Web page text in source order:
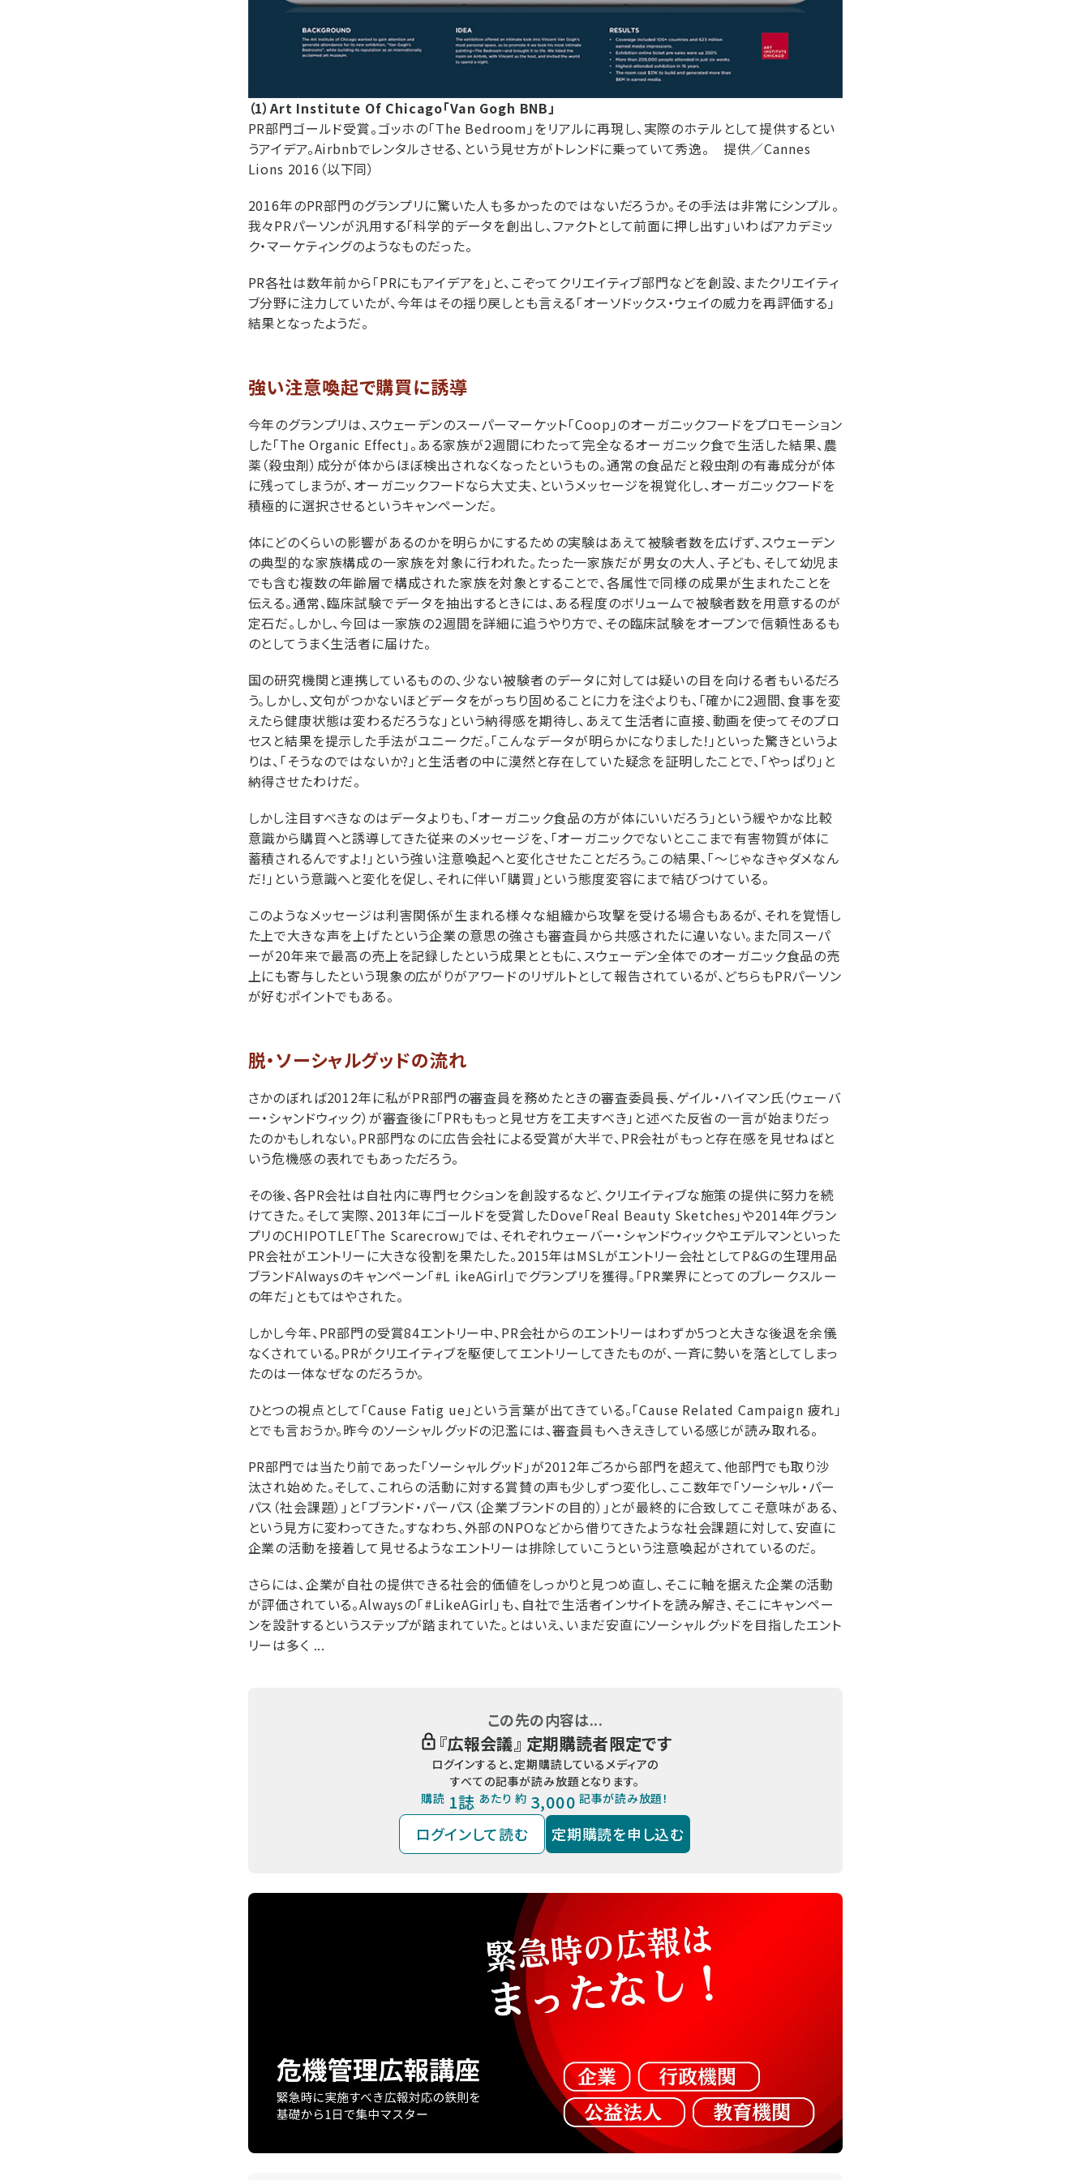
（1）Art Institute Of Chicago「Van Gogh BNB」
PR部門ゴールド受賞。ゴッホの「The Bedroom」をリアルに再現し、実際のホテルとして提供するとい
うアイデア。Airbnbでレンタルさせる、という見せ方がトレンドに乗っていて秀逸。 提供／Cannes
Lions 2016（以下同）
2016年のPR部門のグランプリに驚いた人も多かったのではないだろうか。その手法は非常にシンプル。
我々PRパーソンが汎用する「科学的データを創出し、ファクトとして前面に押し出す」いわばアカデミッ
ク・マーケティングのようなものだった。
PR各社は数年前から「PRにもアイデアを」と、こぞってクリエイティブ部門などを創設、またクリエイティ
ブ分野に注力していたが、今年はその揺り戻しとも言える「オーソドックス・ウェイの威力を再評価する」
結果となったようだ。
強い注意喚起で購買に誘導
今年のグランプリは、スウェーデンのスーパーマーケット「Coop」のオーガニックフードをプロモーション
した「The Organic Effect」。ある家族が2週間にわたって完全なるオーガニック食で生活した結果、農
薬（殺虫剤）成分が体からほぼ検出されなくなったというもの。通常の食品だと殺虫剤の有毒成分が体
に残ってしまうが、オーガニックフードなら大丈夫、というメッセージを視覚化し、オーガニックフードを
積極的に選択させるというキャンペーンだ。
体にどのくらいの影響があるのかを明らかにするための実験はあえて被験者数を広げず、スウェーデン
の典型的な家族構成の一家族を対象に行われた。たった一家族だが男女の大人、子ども、そして幼児ま
でも含む複数の年齢層で構成された家族を対象とすることで、各属性で同様の成果が生まれたことを
伝える。通常、臨床試験でデータを抽出するときには、ある程度のボリュームで被験者数を用意するのが
定石だ。しかし、今回は一家族の2週間を詳細に追うやり方で、その臨床試験をオープンで信頼性あるも
のとしてうまく生活者に届けた。
国の研究機関と連携しているものの、少ない被験者のデータに対しては疑いの目を向ける者もいるだろ
う。しかし、文句がつかないほどデータをがっちり固めることに力を注ぐよりも、「確かに2週間、食事を変
えたら健康状態は変わるだろうな」という納得感を期待し、あえて生活者に直接、動画を使ってそのプロ
セスと結果を提示した手法がユニークだ。「こんなデータが明らかになりました!」といった驚きというよ
りは、「そうなのではないか?」と生活者の中に漠然と存在していた疑念を証明したことで、「やっぱり」と
納得させたわけだ。
しかし注目すべきなのはデータよりも、「オーガニック食品の方が体にいいだろう」という緩やかな比較
意識から購買へと誘導してきた従来のメッセージを、「オーガニックでないとここまで有害物質が体に
蓄積されるんですよ!」という強い注意喚起へと変化させたことだろう。この結果、「～じゃなきゃダメなん
だ!」という意識へと変化を促し、それに伴い「購買」という態度変容にまで結びつけている。
このようなメッセージは利害関係が生まれる様々な組織から攻撃を受ける場合もあるが、それを覚悟し
た上で大きな声を上げたという企業の意思の強さも審査員から共感されたに違いない。また同スーパ
ーが20年来で最高の売上を記録したという成果とともに、スウェーデン全体でのオーガニック食品の売
上にも寄与したという現象の広がりがアワードのリザルトとして報告されているが、どちらもPRパーソン
が好むポイントでもある。
脱・ソーシャルグッドの流れ
さかのぼれば2012年に私がPR部門の審査員を務めたときの審査委員長、ゲイル・ハイマン氏（ウェーバ
ー・シャンドウィック）が審査後に「PRももっと見せ方を工夫すべき」と述べた反省の一言が始まりだっ
たのかもしれない。PR部門なのに広告会社による受賞が大半で、PR会社がもっと存在感を見せねばと
いう危機感の表れでもあっただろう。
その後、各PR会社は自社内に専門セクションを創設するなど、クリエイティブな施策の提供に努力を続
けてきた。そして実際、2013年にゴールドを受賞したDove「Real Beauty Sketches」や2014年グラン
プリのCHIPOTLE「The Scarecrow」では、それぞれウェーバー・シャンドウィックやエデルマンといった
PR会社がエントリーに大きな役割を果たした。2015年はMSLがエントリー会社としてP&Gの生理用品
ブランドAlwaysのキャンペーン「#L ikeAGirl」でグランプリを獲得。「PR業界にとってのブレークスルー
の年だ」ともてはやされた。
しかし今年、PR部門の受賞84エントリー中、PR会社からのエントリーはわずか5つと大きな後退を余儀
なくされている。PRがクリエイティブを駆使してエントリーしてきたものが、一斉に勢いを落としてしまっ
たのは一体なぜなのだろうか。
ひとつの視点として「Cause Fatig ue」という言葉が出てきている。「Cause Related Campaign 疲れ」
とでも言おうか。昨今のソーシャルグッドの氾濫には、審査員もへきえきしている感じが読み取れる。
PR部門では当たり前であった「ソーシャルグッド」が2012年ごろから部門を超えて、他部門でも取り沙
汰され始めた。そして、これらの活動に対する賞賛の声も少しずつ変化し、ここ数年で「ソーシャル・パー
パス（社会課題）」と「ブランド・パーパス（企業ブランドの目的）」とが最終的に合致してこそ意味がある、
という見方に変わってきた。すなわち、外部のNPOなどから借りてきたような社会課題に対して、安直に
企業の活動を接着して見せるようなエントリーは排除していこうという注意喚起がされているのだ。
さらには、企業が自社の提供できる社会的価値をしっかりと見つめ直し、そこに軸を据えた企業の活動
が評価されている。Alwaysの「#LikeAGirl」も、自社で生活者インサイトを読み解き、そこにキャンペー
ンを設計するというステップが踏まれていた。とはいえ、いまだ安直にソーシャルグッドを目指したエント
リーは多く ...
この先の内容は...
『広報会議』 定期購読者限定です
ログインすると、定期購読しているメディアの
すべての記事が読み放題となります。
購読 1誌 あたり 約 3,000 記事が読み放題！
ログインして読む 定期購読を申し込む